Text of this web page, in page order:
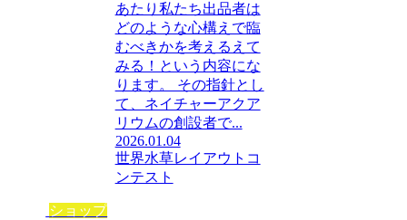
あたり私たち出品者は
どのような心構えで臨
むべきかを考えるえて
みる！という内容にな
ります。 その指針とし
て、ネイチャーアクア
リウムの創設者で...
2026.01.04
世界水草レイアウトコ
ンテスト
ショップ